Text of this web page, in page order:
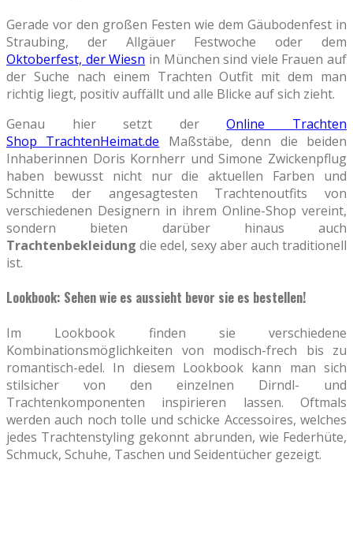
Gerade vor den großen Festen wie dem Gäubodenfest in
Straubing, der Allgäuer Festwoche oder dem
Oktoberfest, der Wiesn in München sind viele Frauen auf
der Suche nach einem Trachten Outfit mit dem man
richtig liegt, positiv auffällt und alle Blicke auf sich zieht.
Genau hier setzt derOnline Trachten
Shop TrachtenHeimat.de Maßstäbe, denn die beiden
Inhaberinnen Doris Kornherr und Simone Zwickenpflug
haben bewusst nicht nur die aktuellen Farben und
Schnitte der angesagtesten Trachtenoutfits von
verschiedenen Designern in ihrem Online-Shop vereint,
sondern bieten darüber hinaus auch
Trachtenbekleidung die edel, sexy aber auch traditionell
ist.
Lookbook: Sehen wie es aussieht bevor sie es bestellen!
Im Lookbook finden sie verschiedene
Kombinationsmöglichkeiten von modisch-frech bis zu
romantisch-edel. In diesem Lookbook kann man sich
stilsicher von den einzelnen Dirndl- und
Trachtenkomponenten inspirieren lassen. Oftmals
werden auch noch tolle und schicke Accessoires, welches
jedes Trachtenstyling gekonnt abrunden, wie Federhüte,
Schmuck, Schuhe, Taschen und Seidentücher gezeigt.